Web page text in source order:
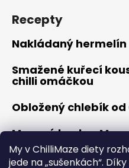
My v ChilliMaze diety
jede na „sušenkách“.
Recepty
Nakládaný hermelín
Smažené kuřecí
chilli omáčkou
Obložený chlebík
Masové koule s
Hořčicové kuřátko